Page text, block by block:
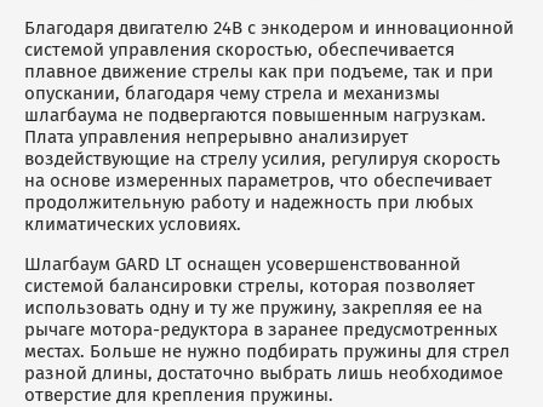
Благодаря двигателю 24В с энкодером и инновационной
системой управления скоростью, обеспечивается
плавное движение стрелы как при подъеме, так и при
опускании, благодаря чему стрела и механизмы
шлагбаума не подвергаются повышенным нагрузкам.
Плата управления непрерывно анализирует
воздействующие на стрелу усилия, регулируя скорость
на основе измеренных параметров, что обеспечивает
продолжительную работу и надежность при любых
климатических условиях.
Шлагбаум GARD LT оснащен усовершенствованной
системой балансировки стрелы, которая позволяет
использовать одну и ту же пружину, закрепляя ее на
рычаге мотора-редуктора в заранее предусмотренных
местах. Больше не нужно подбирать пружины для стрел
разной длины, достаточно выбрать лишь необходимое
отверстие для крепления пружины.